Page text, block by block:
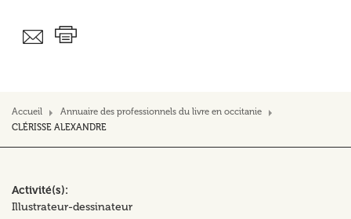
Accueil
Annuaire des professionnels du livre en occitanie
CLÉRISSE ALEXANDRE
Activité(s)
Illustrateur-dessinateur